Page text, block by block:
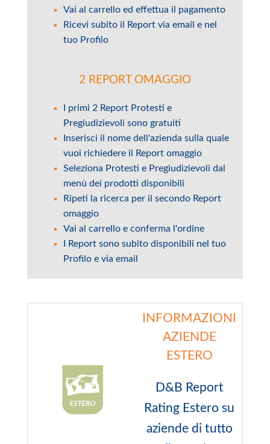
Vai al carrello ed effettua il pagamento
Ricevi subito il Report via email e nel
tuo Profilo
2 REPORT OMAGGIO
I primi 2 Report Protesti e
Pregiudizievoli sono gratuiti
Inserisci il nome dell'azienda sulla quale
vuoi richiedere il Report omaggio
Seleziona Protesti e Pregiudizievoli dal
menù dei prodotti disponibili
Ripeti la ricerca per il secondo Report
omaggio
Vai al carrello e conferma l'ordine
I Report sono subito disponibili nel tuo
Profilo e via email
INFORMAZIONI
AZIENDE
ESTERO
D&B Report
Rating Estero su
aziende di tutto